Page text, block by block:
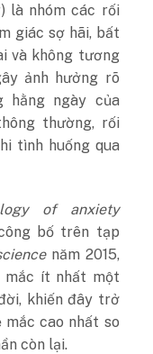
là nhóm các rối
giác sợ hãi, bất
và không tương
ảnh hưởng rõ
hằng ngày của
thường, rối
tình huống qua
of anxiety
bố trên tạp
năm 2015,
mắc ít nhất một
khiến đây trở
cao nhất so
còn lại.